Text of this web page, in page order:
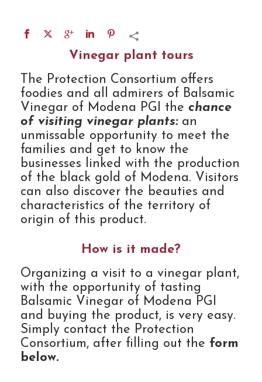
Vinegar plant tours
The Protection Consortium offers
foodies and all admirers of Balsamic
Vinegar of Modena PGI the chance
of visiting vinegar plants:an
unmissable opportunity to meet the
families and get to know the
businesses linked with the production
of the black gold of Modena. Visitors
can also discover the beauties and
characteristics of the territory of
origin of this product.
How is it made?
Organizing a visit to a vinegar plant,
with the opportunity of tasting
Balsamic Vinegar of Modena PGI
and buying the product, is very easy.
Simply contact the Protection
Consortium, after filling out the form
below.